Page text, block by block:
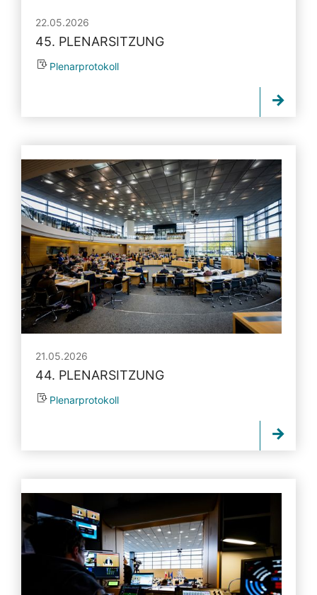
22.05.2026
45. PLENARSITZUNG
Plenarprotokoll
21.05.2026
44. PLENARSITZUNG
Plenarprotokoll